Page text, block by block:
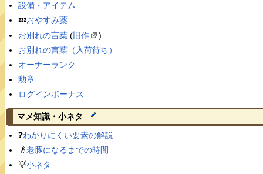
設備・アイテム
💤おやすみ薬
お別れの言葉(旧作
)
お別れの言葉（入荷待ち）
オーナーランク
勲章
ログインボーナス
マメ知識・小ネタ †
❓わかりにくい要素の解説
👴老豚になるまでの時間
💡小ネタ